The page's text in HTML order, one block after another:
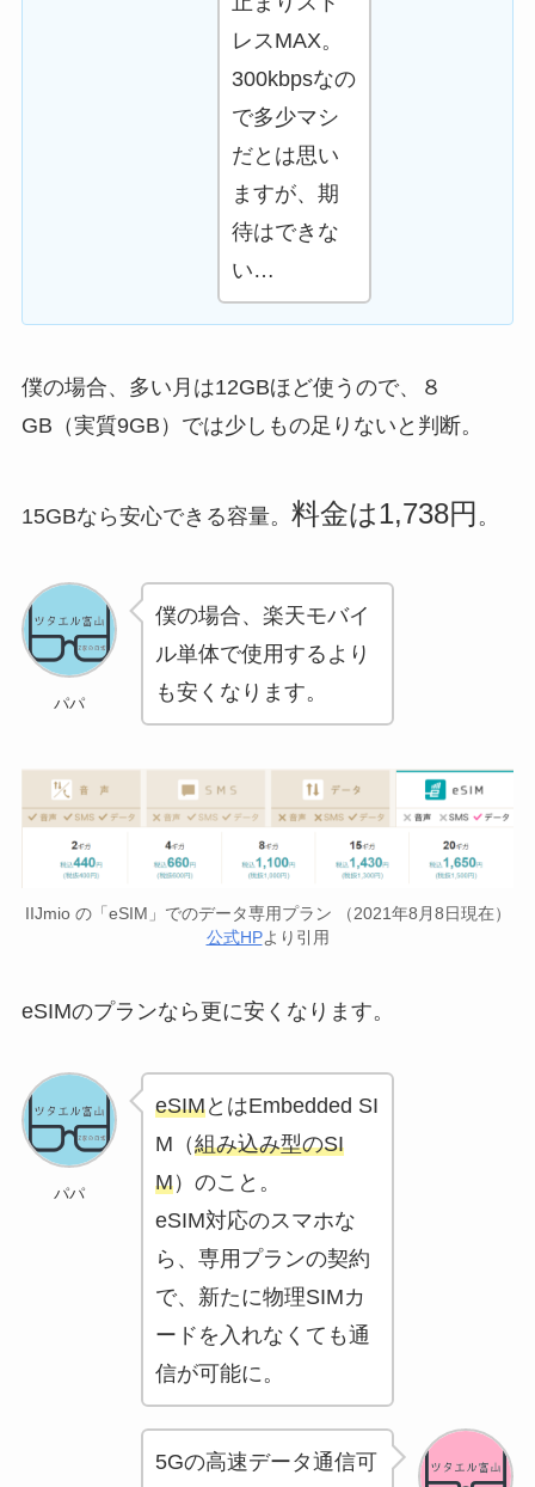
レスMAX。
300kbpsなの
で多少マシ
だとは思い
ますが、期
待はできな
い…
僕の場合、多い月は12GBほど使うので、８
GB（実質9GB）では少しもの足りないと判断。
15GBなら安心できる容量。 料金は1,738円 。
パパ
僕の場合、楽天モバイ
ル単体で使用するより
も安くなります。
IIJmio の「eSIM」でのデータ専用プラン （2021年8月8日現在）
公式HPより引用
eSIMのプランなら更に安くなります。
パパ
eSIMとはEmbedded SI
M（組み込み型のSI
M）のこと。
eSIM対応のスマホな
ら、専用プランの契約
で、新たに物理SIMカ
ードを入れなくても通
信が可能に。
5Gの高速データ通信可